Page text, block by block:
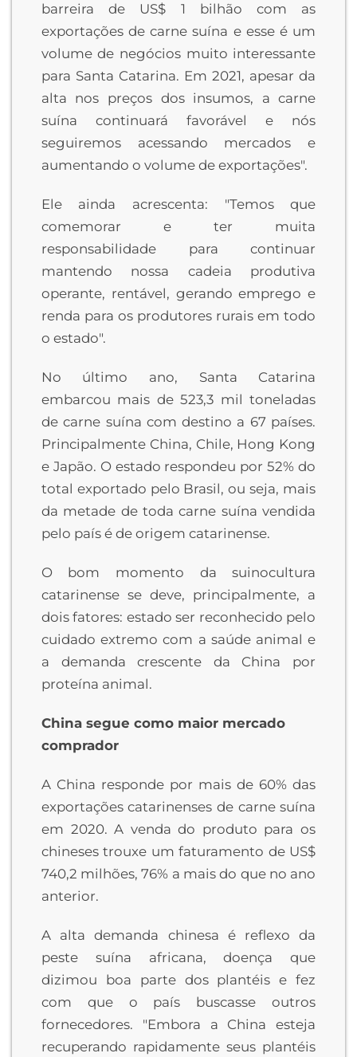
barreira de US$ 1 bilhão com as
exportações de carne suína e esse é um
volume de negócios muito interessante
para Santa Catarina. Em 2021, apesar da
alta nos preços dos insumos, a carne
suína continuará favorável e nós
seguiremos acessando mercados e
aumentando o volume de exportações".
Ele ainda acrescenta: "Temos que
comemorar e ter muita
responsabilidade para continuar
mantendo nossa cadeia produtiva
operante, rentável, gerando emprego e
renda para os produtores rurais em todo
o estado".
No último ano, Santa Catarina
embarcou mais de 523,3 mil toneladas
de carne suína com destino a 67 países.
Principalmente China, Chile, Hong Kong
e Japão. O estado respondeu por 52% do
total exportado pelo Brasil, ou seja, mais
da metade de toda carne suína vendida
pelo país é de origem catarinense.
O bom momento da suinocultura
catarinense se deve, principalmente, a
dois fatores: estado ser reconhecido pelo
cuidado extremo com a saúde animal e
a demanda crescente da China por
proteína animal.
China segue como maior mercado
comprador
A China responde por mais de 60% das
exportações catarinenses de carne suína
em 2020. A venda do produto para os
chineses trouxe um faturamento de US$
740,2 milhões, 76% a mais do que no ano
anterior.
A alta demanda chinesa é reflexo da
peste suína africana, doença que
dizimou boa parte dos plantéis e fez
com que o país buscasse outros
fornecedores. "Embora a China esteja
recuperando rapidamente seus plantéis